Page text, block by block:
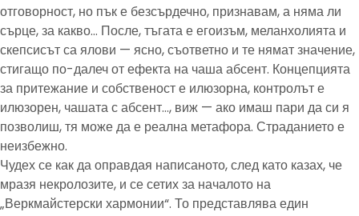
отговорност, но пък е безсърдечно, признавам, а няма ли
сърце, за какво… После, тъгата е егоизъм, меланхолията и
скепсисът са ялови — ясно, съответно и те нямат значение,
стигащо по-далеч от ефекта на чаша абсент. Концепцията
за притежание и собственост е илюзорна, контролът е
илюзорен, чашата с абсент…, виж — ако имаш пари да си я
позволиш, тя може да е реална метафора. Страданието е
неизбежно.
Чудех се как да оправдая написаното, след като казах, че
мразя некролозите, и се сетих за началото на
„Веркмайстерски хармонии“. То представлява един